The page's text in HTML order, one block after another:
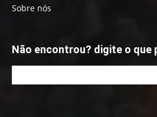
Sobre nós
Não encontrou? digite o que